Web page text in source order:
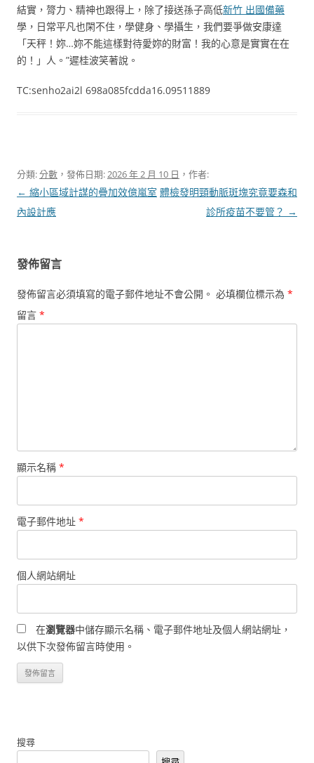
結實，膂力、精神也跟得上，除了接送孫子高低新竹 出國備藥
學，日常平凡也閑不住，學健身、學攝生，我們要爭做安康達
「天秤！妳…妳不能這樣對待愛妳的財富！我的心意是實實在在
的！」人。”遲桂波笑著說。
TC:senho2ai2l 698a085fcdda16.09511889
分類:分數 ，發佈日期:2026 年 2 月 10 日 ，作者:
文
章
← 縮小區域計謀的疊加效億嵐室
內設計應
體檢發明頸動脈斑塊究竟要森和
診所疫苗不要管？ →
發佈留言
發佈留言必須填寫的電子郵件地址不會公開。 必填欄位標示為 *
留言 *
顯示名稱 *
電子郵件地址 *
個人網站網址
在瀏覽器中儲存顯示名稱、電子郵件地址及個人網站網址，
以供下次發佈留言時使用。
搜尋